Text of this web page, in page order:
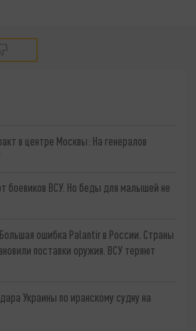
в центре Москвы: На генералов
боевиков ВСУ. Но беды для малышей не
ошибка Palantir в России. Страны
поставки оружия. ВСУ теряют
Украины по иранскому судну на